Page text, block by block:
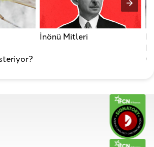
İnönü Mitleri